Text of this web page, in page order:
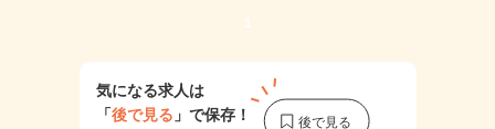
1
気になる求人は
「後で見る 」で保存！